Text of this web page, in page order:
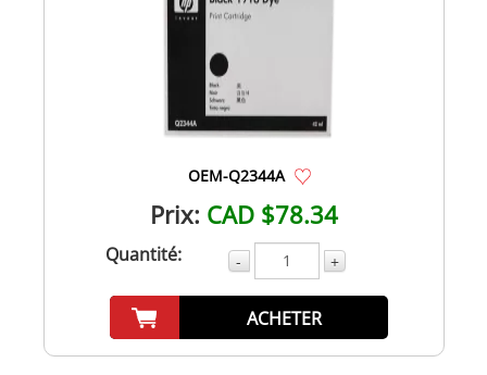
OEM-Q2344A
Prix: CAD $78.34
Quantité: - +
ACHETER